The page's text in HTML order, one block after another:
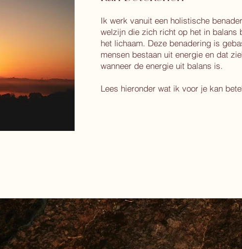
Ik werk vanuit een holistische
welzijn die zich richt op het in balans
het lichaam. Deze benadering is
mensen bestaan uit energie en dat
wanneer de energie uit balans is.
Lees hieronder wat ik voor je kan